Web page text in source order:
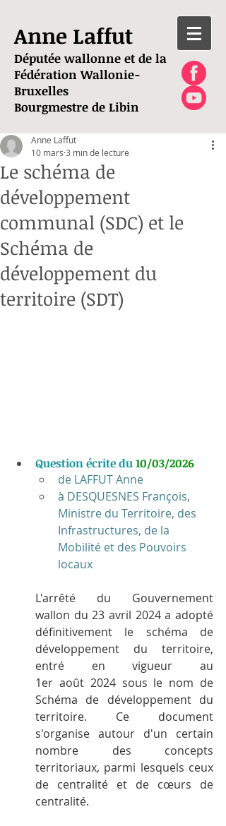
Anne Laffut
Députée wallonne et de la
Fédération Wallonie-
Bruxelles
Bourgmestre de Libin
Le schéma de
développement
communal (SDC) et le
Schéma de
développement du
territoire (SDT)
Anne Laffut
10 mars 3 min de lecture
Question écrite du 10/03/2026
de LAFFUT Anne
à DESQUESNES François,
Ministre du Territoire, des
Infrastructures, de la
Mobilité et des Pouvoirs
locaux
L'arrêté du Gouvernement
wallon du 23 avril 2024 a adopté
définitivement le schéma de
développement du territoire,
entré en vigueur au
1er août 2024 sous le nom de
Schéma de développement du
territoire. Ce document
s'organise autour d'un certain
nombre des concepts
territoriaux, parmi lesquels ceux
de centralité et de cœurs de
centralité.